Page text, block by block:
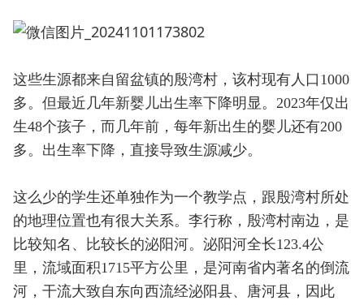
这些生源都来自留盆镇的殷湾村，该村现有人口1000
多。但最近几年新婴儿出生率下降明显。2023年仅出
生48个孩子，而几年前，每年新出生的婴儿还有200
多。出生率下降，直接导致生源减少。
这么少的学生还单独作为一个教学点，跟殷湾村所处
的地理位置也有很大关系。李行称，殷湾村南边，是
比较知名、比较长的泌阳河。泌阳河全长123.4公
里，流域面积1715平方公里，是河南省内著名的倒流
河，干流大致自东向西流经泌阳县、唐河县，因此